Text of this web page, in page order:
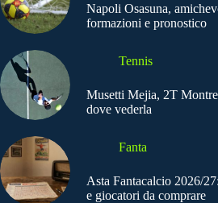
Napoli Osasuna,
formazioni e pronostico
Tennis
Musetti Mejia, 2T
dove vederla
Fanta
Asta Fantacalcio 2026/
e giocatori da comprare